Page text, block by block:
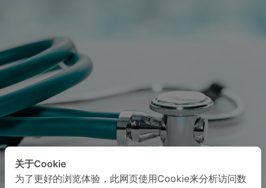
关于Cookie
为了更好的浏览体验，此网页使用Cookie来分析访问数